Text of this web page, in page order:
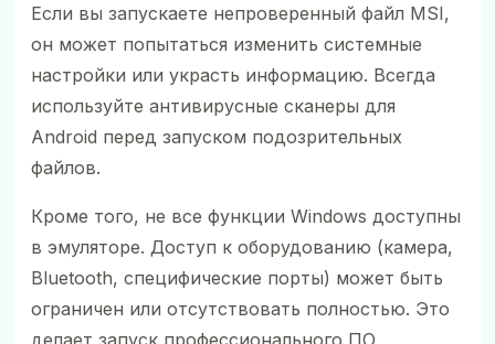
Если вы запускаете непроверенный файл MSI,
он может попытаться изменить системные
настройки или украсть информацию. Всегда
используйте антивирусные сканеры для
Android перед запуском подозрительных
файлов.
Кроме того, не все функции Windows доступны
в эмуляторе. Доступ к оборудованию (камера,
Bluetooth, специфические порты) может быть
ограничен или отсутствовать полностью. Это